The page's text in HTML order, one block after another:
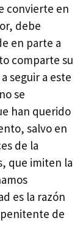
convierte en
debe
en parte a
comparte su
seguir a este
se
han querido
salvo en
de la
que imiten la
es la razón
de